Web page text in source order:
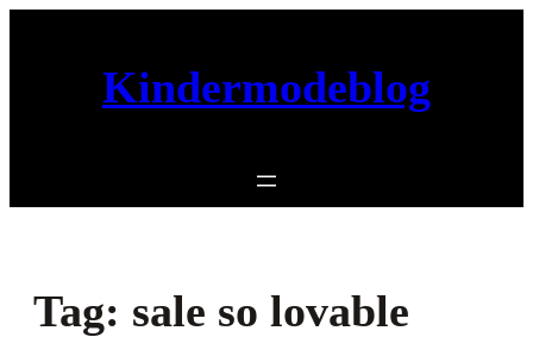
Kindermodeblog
Tag: sale so lovable